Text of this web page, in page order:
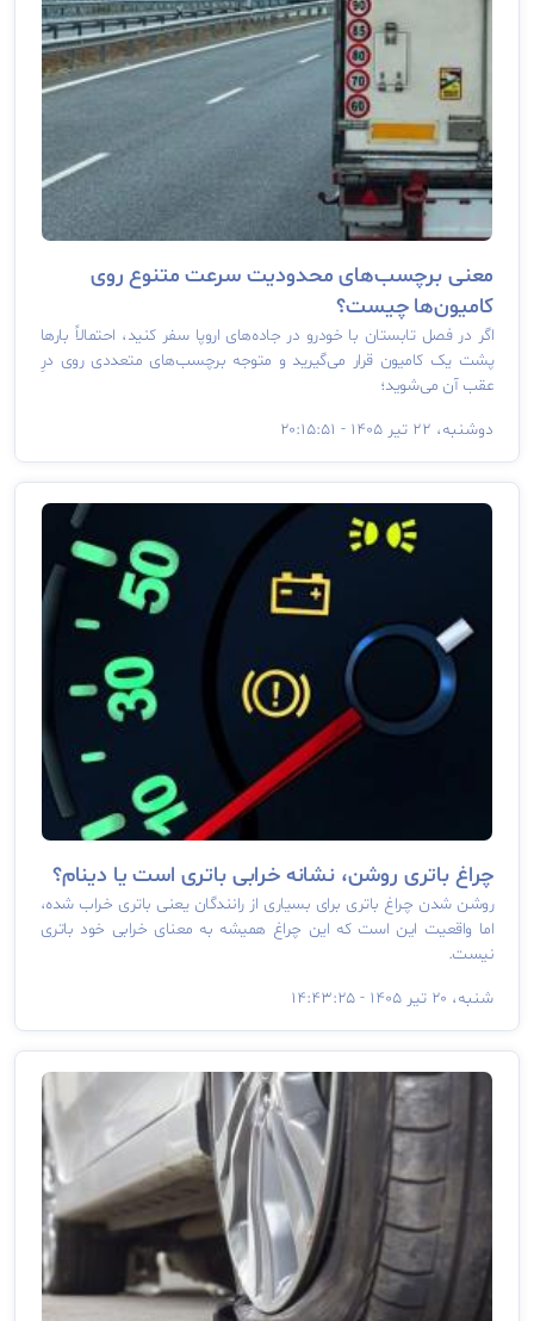
معنی برچسب‌های محدودیت سرعت متنوع روی
کامیون‌ها چیست؟
اگر در فصل تابستان با خودرو در جاده‌های اروپا سفر کنید، احتمالاً بارها
پشت یک کامیون قرار می‌گیرید و متوجه برچسب‌های متعددی روی درِ
عقب آن می‌شوید؛
دوشنبه، ۲۲ تیر ۱۴۰۵ - ۲۰:۱۵:۵۱
چراغ باتری روشن، نشانه خرابی باتری است یا دینام؟
روشن شدن چراغ باتری برای بسیاری از رانندگان یعنی باتری خراب شده،
اما واقعیت این است که این چراغ همیشه به معنای خرابی خود باتری
نیست.
شنبه، ۲۰ تیر ۱۴۰۵ - ۱۴:۴۳:۲۵